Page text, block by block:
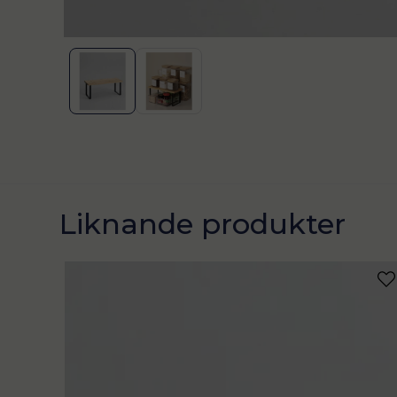
Liknande produkter